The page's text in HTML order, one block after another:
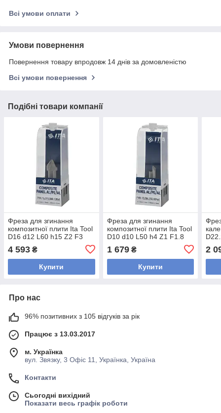
Всі умови оплати
Умови повернення
Повернення товару впродовж 14 днів за домовленістю
Всі умови повернення
Подібні товари компанії
Фреза для згинання
композитної плити Ita Tool
D16 d12 L60 h15 Z2 F3
(FVH.16.015.060.12RaE)
4 593 ₴
Купити
Фреза для згинання
композитної плити Ita Tool
D10 d10 L50 h4 Z1 F1.8
(FVH.10.004.050.10RaE)
1 679₴
Купити
2
Про нас
96% позитивних з 105 відгуків за рік
Працює з 13.03.2017
м. Українка
вул. Звязку, 3 Офіс 11, Українка, Україна
Контакти
Сьогодні вихідний
Показати весь графік роботи